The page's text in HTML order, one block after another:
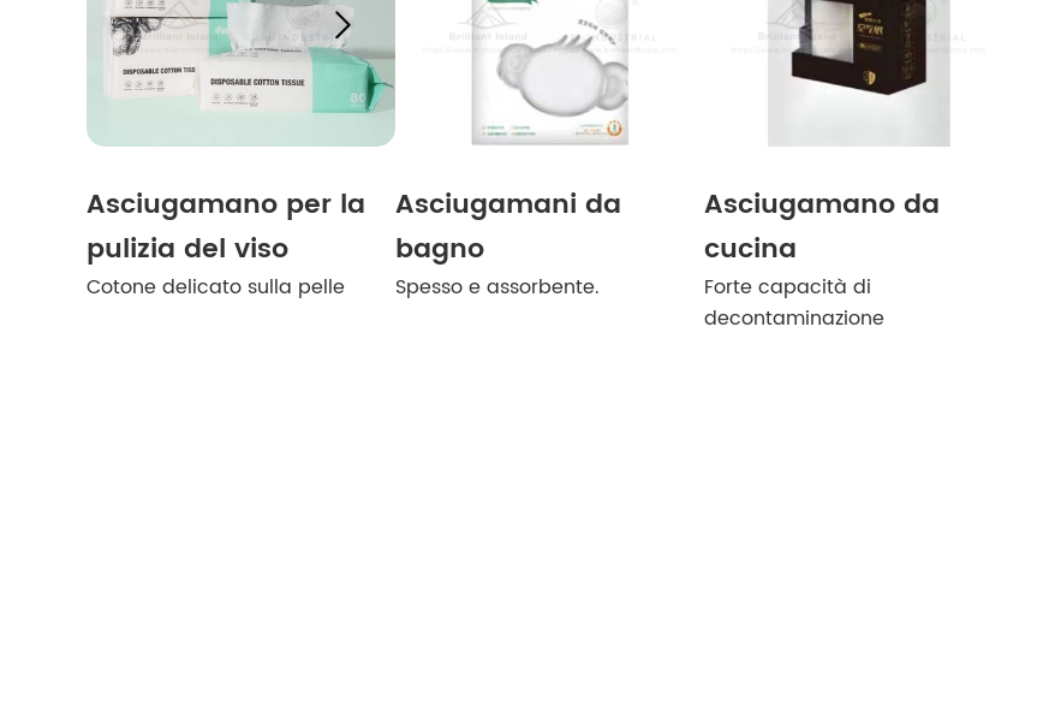

Asciugamano per la
pulizia del viso
Cotone delicato sulla pelle
Asciugamani da
bagno
Spesso e assorbente.
Asciugamano da
cucina
Forte capacità di
decontaminazione